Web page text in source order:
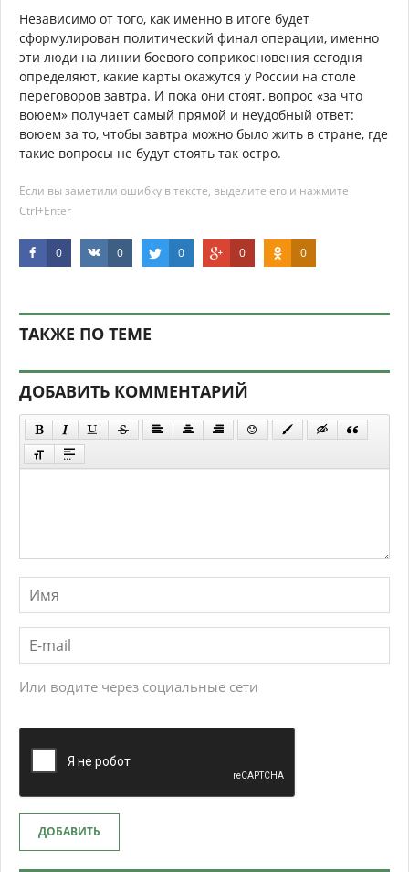
Независимо от того, как именно в итоге будет
сформулирован политический финал операции, именно
эти люди на линии боевого соприкосновения сегодня
определяют, какие карты окажутся у России на столе
переговоров завтра. И пока они стоят, вопрос «за что
воюем» получает самый прямой и неудобный ответ:
воюем за то, чтобы завтра можно было жить в стране, где
такие вопросы не будут стоять так остро.
Если вы заметили ошибку в тексте, выделите его и нажмите
Ctrl+Enter
0 0 0 0 0
ТАКЖЕ ПО ТЕМЕ
ДОБАВИТЬ КОММЕНТАРИЙ
Или водите через социальные сети
ДОБАВИТЬ